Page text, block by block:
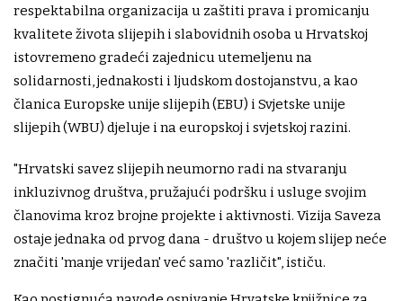
respektabilna organizacija u zaštiti prava i promicanju
kvalitete života slijepih i slabovidnih osoba u Hrvatskoj
istovremeno gradeći zajednicu utemeljenu na
solidarnosti, jednakosti i ljudskom dostojanstvu, a kao
članica Europske unije slijepih (EBU) i Svjetske unije
slijepih (WBU) djeluje i na europskoj i svjetskoj razini.
"Hrvatski savez slijepih neumorno radi na stvaranju
inkluzivnog društva, pružajući podršku i usluge svojim
članovima kroz brojne projekte i aktivnosti. Vizija Saveza
ostaje jednaka od prvog dana - društvo u kojem slijep neće
značiti 'manje vrijedan' već samo 'različit", ističu.